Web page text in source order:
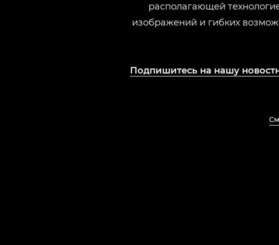
располагающей
изображений и гибких
Подпишитесь на нашу